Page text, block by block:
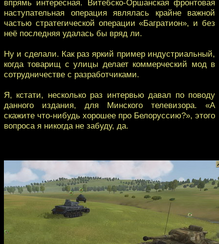
впрямь интересная. Витебско-Оршанская фронтовая
наступательная операция являлась крайне важной
частью стратегической операции «Багратион», и без
неё последняя удалась бы вряд ли.
Ну и сделали. Как раз яркий пример индустриальный,
когда товарищ с улицы делает коммерческий мод в
сотрудничестве с разработчиками.
Я, кстати, несколько раз интервью давал по поводу
данного издания, для Минского телевизора. «А
скажите что-нибудь хорошее про Белоруссию?», этого
вопроса я никогда не забуду, да.